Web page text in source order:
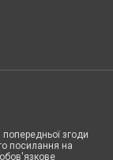
згоди
посилання на